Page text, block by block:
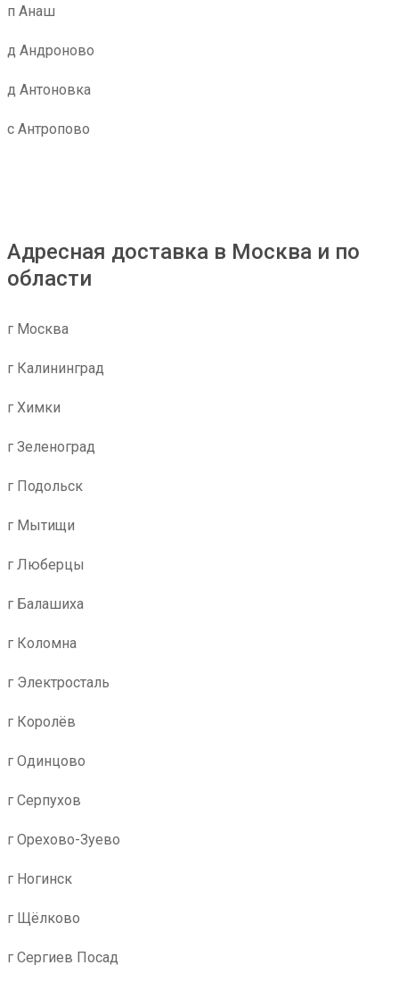
п Анаш
д Андроново
д Антоновка
с Антропово
Адресная доставка в Москва и по
области
г Москва
г Калининград
г Химки
г Зеленоград
г Подольск
г Мытищи
г Люберцы
г Балашиха
г Коломна
г Электросталь
г Королёв
г Одинцово
г Серпухов
г Орехово-Зуево
г Ногинск
г Щёлково
г Сергиев Посад